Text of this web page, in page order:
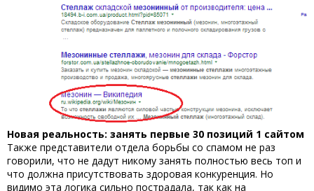
Новая реальность: занять первые 30 позиций 1 сайтом
Также представители отдела борьбы со спамом не раз
говорили, что не дадут никому занять полностью весь топ и
что должна присутствовать здоровая конкуренция. Но
видимо эта логика сильно пострадала, так как на